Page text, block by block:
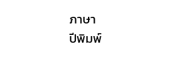
ภาษา
ปีพิมพ์